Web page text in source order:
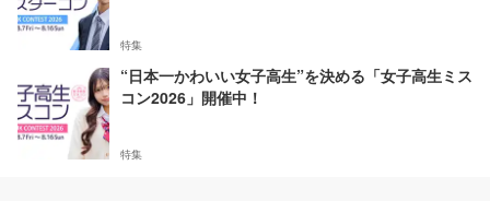
特集
“日本一かわいい女子高生”を決める「女子高生ミス
コン2026」開催中！
特集